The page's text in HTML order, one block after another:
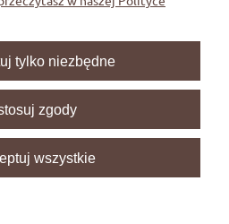
O nas
tylko niezbędne
zgody
wszystkie